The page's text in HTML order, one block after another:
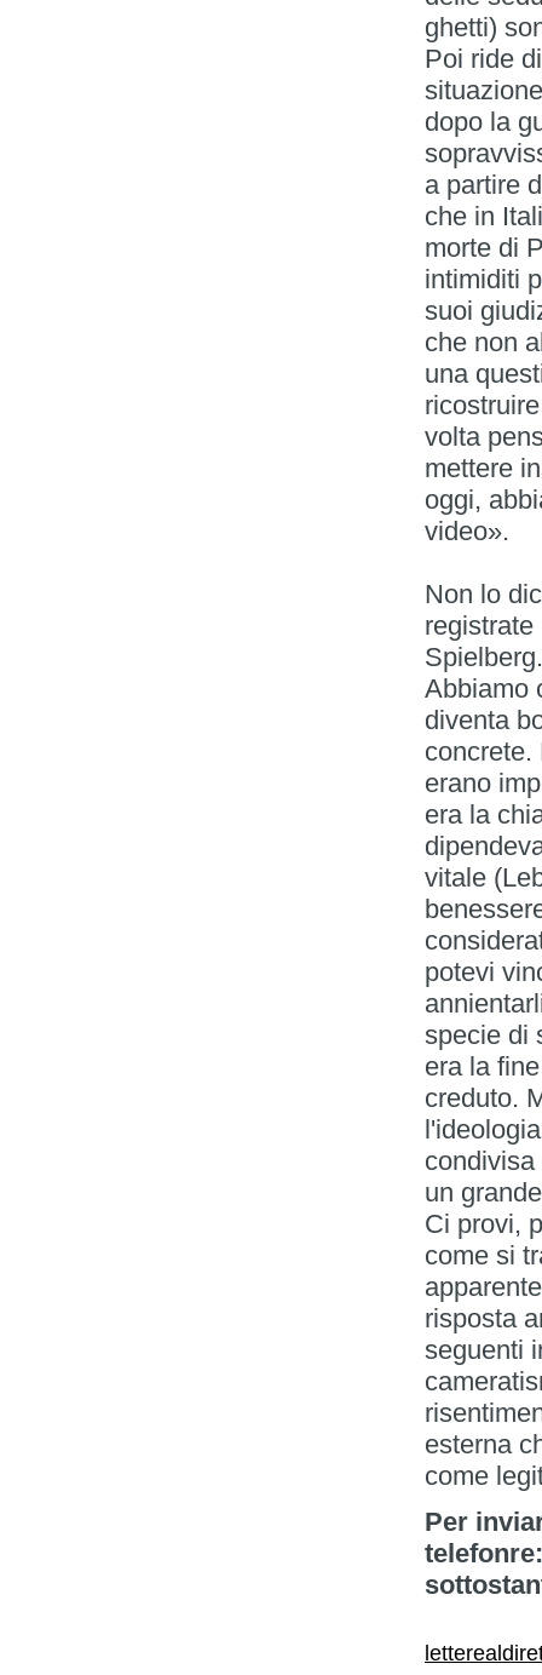
ghetti)
Poi ride
dopo la
a partire
che in
morte di
intimiditi
suoi
che non
una
volta
mettere
oggi,
video».
Non lo
Abbiamo
diventa
concrete.
erano
era la
vitale
potevi
specie di
era la
creduto.
un
Ci provi,
come si
risposta
seguenti
esterna
come
Per